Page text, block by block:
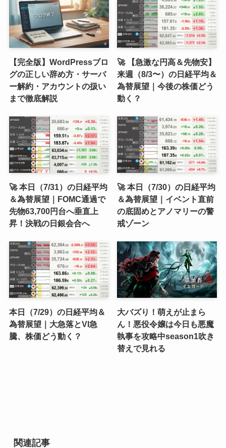
【完全版】WordPressブロ
グの正しい辞め方・サーバ
ー解約・アカウントの扱い
まで徹底解説
🚀 【急激な円高＆先物安】
来週（8/3〜）の日経平均＆
為替展望｜今後の株価どう
動く？
🚀 本日（7/31）の日経平均
＆為替展望｜FOMC通過で
先物63,700円台へ垂直上
昇！決戦の日銀会合へ
🚀 本日（7/30）の日経平均
＆為替展望｜イベント直前
の底固めとアノマリーの警
戒ゾーン
本日（7/29）の日経平均＆
為替展望｜大急落とVI急
騰、株価どう動く？
大バズり！萌えが止まら
ん！悪役令嬢は今日も悪魔
執事を攻略中season1吹き
替えで見れる
関連記事